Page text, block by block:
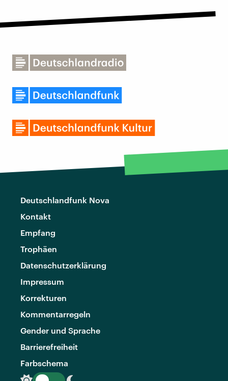
Deutschlandfunk Nova
Kontakt
Empfang
Trophäen
Datenschutzerklärung
Impressum
Korrekturen
Kommentarregeln
Gender und Sprache
Barrierefreiheit
Farbschema